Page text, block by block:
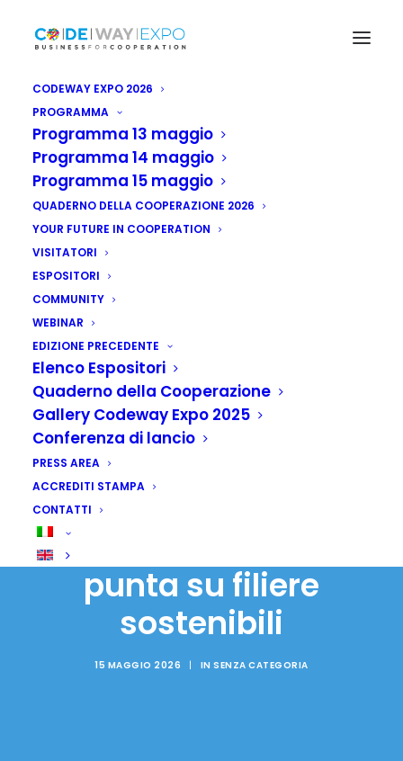
CODEWAY EXPO 2026
PROGRAMMA
Programma 13 maggio
Programma 14 maggio
Programma 15 maggio
QUADERNO DELLA COOPERAZIONE 2026
YOUR FUTURE IN COOPERATION
VISITATORI
ESPOSITORI
COMMUNITY
WEBINAR
EDIZIONE PRECEDENTE
Elenco Espositori
Quaderno della Cooperazione
Gallery Codeway Expo 2025
Conferenza di lancio
PRESS AREA
ACCREDITI STAMPA
CONTATTICooperazione:
punta su filiere
sostenibili
15 MAGGIO 2026 | INSENZA CATEGORIA